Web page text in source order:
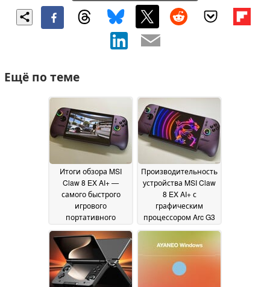
Ещё по теме
Итоги обзора MSI
Claw 8 EX AI+ —
самого быстрого
игрового
портативного
07 July 2026
Производительность
устройства MSI Claw
8 EX AI+ с
графическим
процессором Arc G3
превосходна, но кто
захочет заплатить
1799 долларов за
портативный